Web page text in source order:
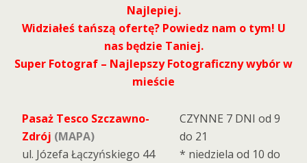
Najlepiej.
Widziałeś tańszą ofertę? Powiedz nam o tym! U
nas będzie Taniej.
Super Fotograf – Najlepszy Fotograficzny wybór w
mieście
Pasaż Tesco Szczawno-
Zdrój (MAPA)
ul. Józefa Łączyńskiego 44
CZYNNE 7 DNI od 9
do 21
* niedziela od 10 do